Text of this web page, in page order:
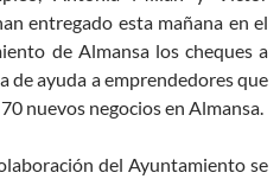
entregado esta mañana en el
de Almansa los cheques a
de ayuda a emprendedores que
nuevos negocios en Almansa.
del Ayuntamiento se